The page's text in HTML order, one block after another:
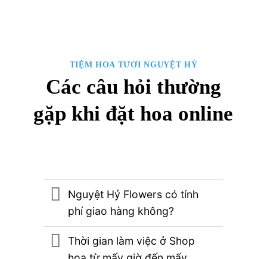
TIỆM HOA TƯƠI NGUYỆT HỶ
Các câu hỏi thường
gặp khi đặt hoa online
Nguyệt Hỷ Flowers có tính
phí giao hàng không?
Thời gian làm việc ở Shop